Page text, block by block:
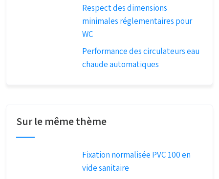
Respect des dimensions
minimales réglementaires pour
WC
Performance des circulateurs eau
chaude automatiques
Sur le même thème
Fixation normalisée PVC 100 en
vide sanitaire